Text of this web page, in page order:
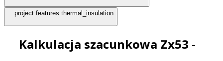
project.features.thermal_insulation
Kalkulacja szacunkowa Zx53 -